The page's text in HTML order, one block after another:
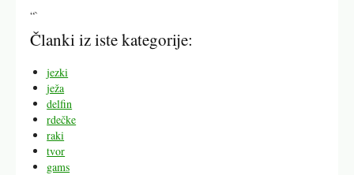
“`
Članki iz iste kategorije:
jezki
ježa
delfin
rdečke
raki
tvor
gams